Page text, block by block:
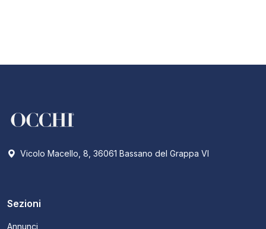
Vicolo Macello, 8, 36061 Bassano del Grappa VI
Sezioni
Annunci